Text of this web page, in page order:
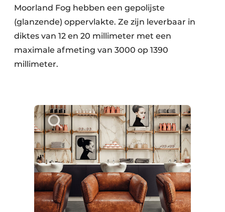
Moorland Fog hebben een gepolijste
(glanzende) oppervlakte. Ze zijn leverbaar in
diktes van 12 en 20 millimeter met een
maximale afmeting van 3000 op 1390
millimeter.